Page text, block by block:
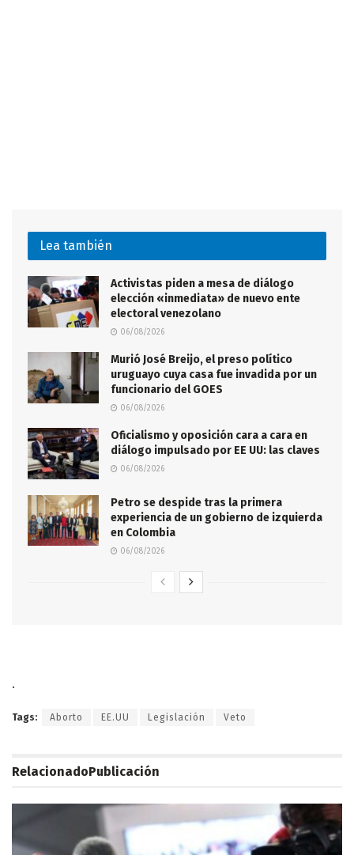
Lea también
Activistas piden a mesa de diálogo
elección «inmediata» de nuevo ente
electoral venezolano
06/08/2026
Murió José Breijo, el preso político
uruguayo cuya casa fue invadida por un
funcionario del GOES
06/08/2026
Oficialismo y oposición cara a cara en
diálogo impulsado por EE UU: las claves
06/08/2026
Petro se despide tras la primera
experiencia de un gobierno de izquierda
en Colombia
06/08/2026
.
Tags: Aborto EE.UU Legislación Veto
RelacionadoPublicación